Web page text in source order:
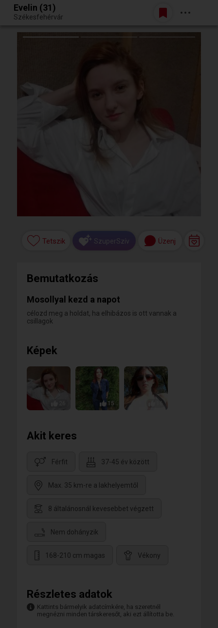
Egy jó randiból bármi lehet.
Belépés
Evelin (31)
Székesfehérvár
Tetszik SzuperSzív Üzenj
Bemutatkozás
Mosollyal kezd a napot
célozd meg a holdat, ha elhibázos is ott vannak a
csillagok
Képek
15 16
Akit keres
Férfit 37-45 év között
Max. 35 km-re a lakhelyemtől
8 általánosnál kevesebbet végzett
Nem dohányzik
168-210 cm magas Vékony
Részletes adatok
Kattints bármelyik adatcímkére, ha szeretnél
megnézni minden társkeresőt, aki ezt állította be.